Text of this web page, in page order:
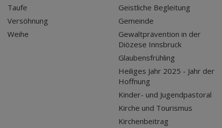
Taufe
Versöhnung
Weihe
Geistliche Begleitung
Gemeinde
Gewaltprävention in der
Diözese Innsbruck
Glaubensfrühling
Heiliges Jahr 2025 - Jahr der
Hoffnung
Kinder- und Jugendpastoral
Kirche und Tourismus
Kirchenbeitrag